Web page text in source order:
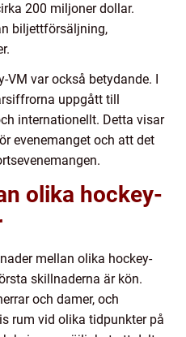
200 miljoner dollar.
biljettförsäljning,
var också betydande. I
uppgått till
internationellt. Detta visar
evenemanget och att det
olika hockey-
mellan olika hockey-
skillnaderna är kön.
och damer, och
rum vid olika tidpunkter på